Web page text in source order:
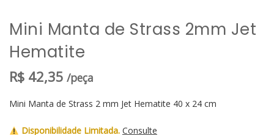
Mini Manta de Strass 2mm Jet
Hematite
R$ 42,35 /peça
Mini Manta de Strass 2 mm Jet Hematite 40 x 24 cm
Disponibilidade Limitada. Consulte